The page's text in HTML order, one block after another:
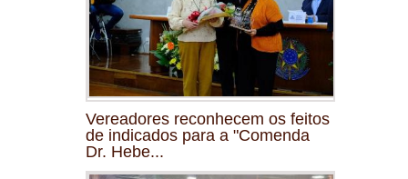
Vereadores reconhecem os feitos
de indicados para a "Comenda
Dr. Hebe...